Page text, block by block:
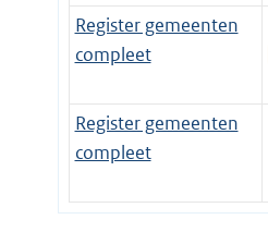
Register gemeenten
compleet
Register gemeenten
compleet